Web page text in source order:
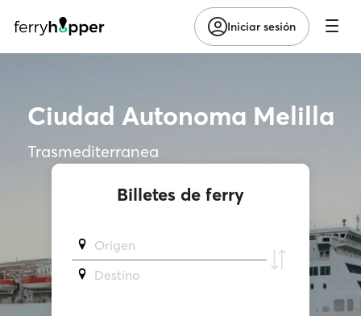
Iniciar sesión
Ciudad Autonoma Melilla
Trasmediterranea
Billetes de ferry
Origen
Destino